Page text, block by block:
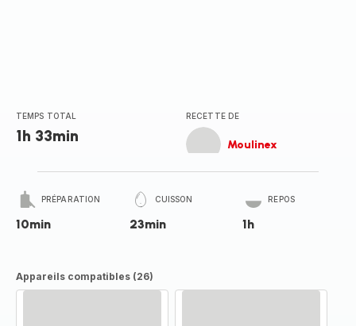
TEMPS TOTAL
1h 33min
RECETTE DE
Moulinex
PRÉPARATION
10min
CUISSON
23min
REPOS
1h
Appareils compatibles (26)